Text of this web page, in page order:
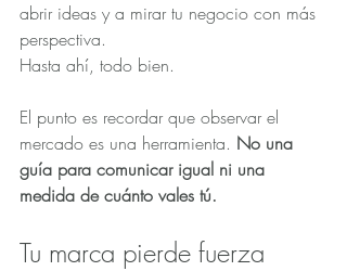
abrir ideas y a mirar tu negocio con más
perspectiva.
Hasta ahí, todo bien.
El punto es recordar que observar el
mercado es una herramienta. No una
guía para comunicar igual ni una
medida de cuánto vales tú.
Tu marca pierde fuerza